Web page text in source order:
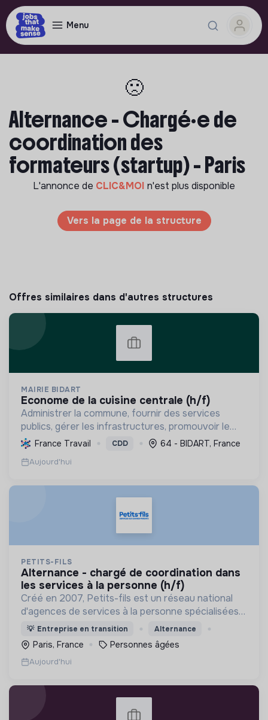
Menu
🙁
Alternance - Chargé·e de
coordination des
formateurs (startup) - Paris
L'annonce de CLIC&MOI n'est plus disponible
Vers la page de la structure
Offres similaires dans d'autres structures
MAIRIE BIDART
econome de la cuisine centrale (h/f)
Administrer la commune, fournir des services
publics, gérer les infrastructures, promouvoir le
tourisme, et mettre en œuvre des politiques pour
une transition écologique et sociale durable.
France Travail CDD 64 - BIDART, France
Aujourd'hui
PETITS-FILS
alternance - chargé de coordination dans
les services à la personne (h/f)
Créé en 2007, Petits-fils est un réseau national
d'agences de services à la personne spécialisées
dans l'aide à domicile pour les personnes âgées.
💡 Entreprise en transition Alternance
Paris, France Personnes âgées
Aujourd'hui